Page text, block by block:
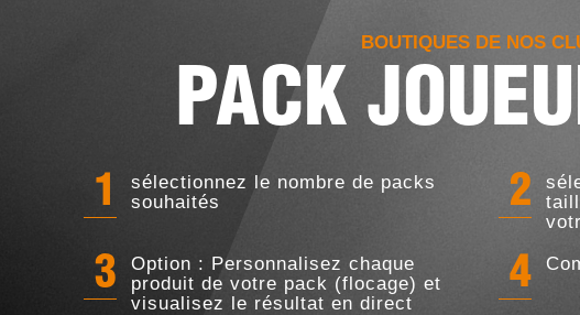
BOUTIQUES DE NOS
PACK
1
sélectionnez le nombre de packs
souhaités
2
3
Option : Personnalisez chaque
produit de votre pack (flocage) et
visualisez le résultat en direct
4